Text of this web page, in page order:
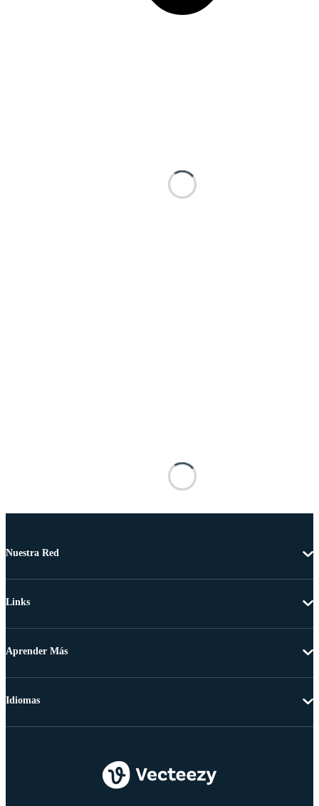
Nuestra Red
Links
Aprender Más
Idiomas